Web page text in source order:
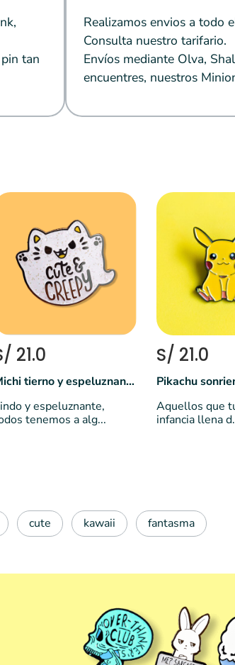
tan
Realizamos envios a todo
Consulta nuestro tarifario.
Envíos mediante Olva,
encuentres, nuestros
21.0
Michi tierno y espeluznante
y espeluznante,
tenemos a alg...
S/ 21.0
Pikachu
Aquellos que
infancia llena
cute kawaii fantasma